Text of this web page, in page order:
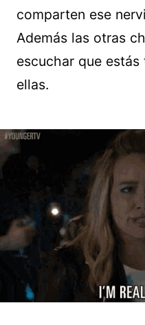
comparten ese
Además las otras
escuchar que
ellas.